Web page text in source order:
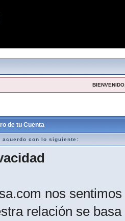
de tu Cuenta
acuerdo con lo siguiente:
nos
relación se